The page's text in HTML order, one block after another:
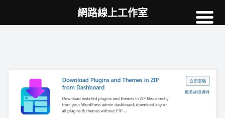
高雄網頁設計
網路線上工作室